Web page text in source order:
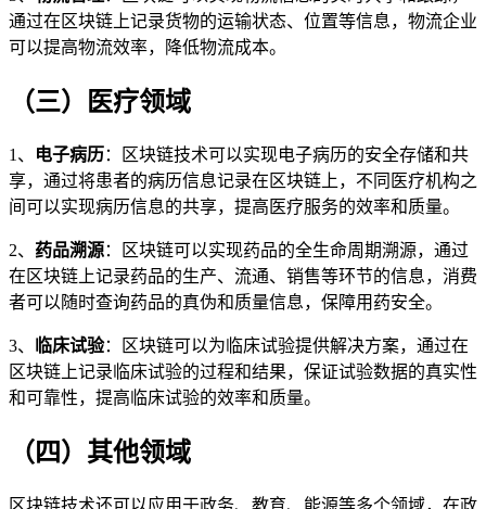
通过在区块链上记录货物的运输状态、位置等信息，物流企业
可以提高物流效率，降低物流成本。
（三）医疗领域
1、 电子病历：区块链技术可以实现电子病历的安全存储和共
享，通过将患者的病历信息记录在区块链上，不同医疗机构之
间可以实现病历信息的共享，提高医疗服务的效率和质量。
2、 药品溯源：区块链可以实现药品的全生命周期溯源，通过
在区块链上记录药品的生产、流通、销售等环节的信息，消费
者可以随时查询药品的真伪和质量信息，保障用药安全。
3、 临床试验：区块链可以为临床试验提供解决方案，通过在
区块链上记录临床试验的过程和结果，保证试验数据的真实性
和可靠性，提高临床试验的效率和质量。
（四）其他领域
区块链技术还可以应用于政务、教育、能源等多个领域，在政